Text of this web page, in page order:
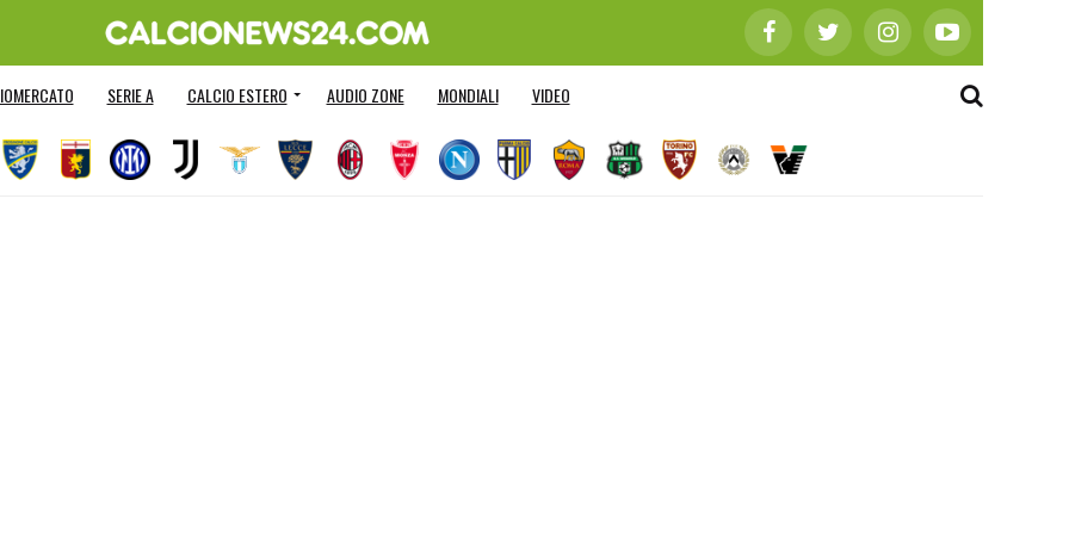
SERIE A CALCIO ESTERO AUDIO ZONE MONDIALI VIDEO